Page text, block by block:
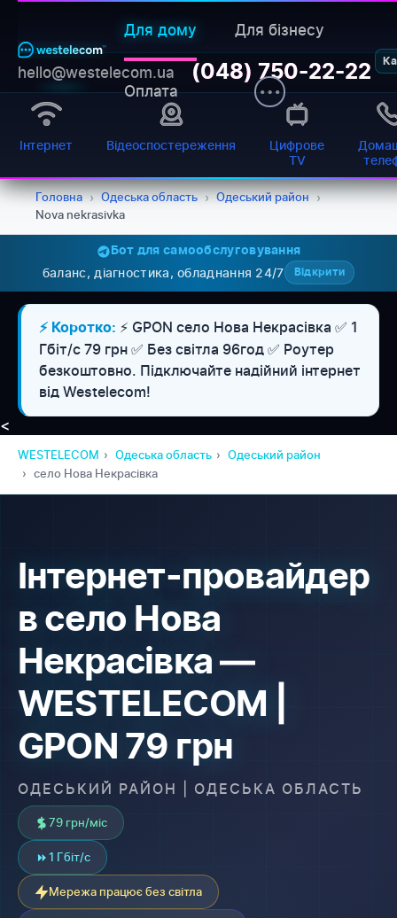
Для дому Для бізнесу
Оплата
hello@westelecom.ua (048) 750-22-22
Інтернет Відеоспостереження
Цифрове
TV
Головна › Одеська область › Одеський район ›
Nova nekrasivka
Бот для самообслуговування
баланс, діагностика, обладнання 24/7 Відкрити
⚡ Коротко: ⚡ GPON село Нова Некрасівка ✅ 1
Гбіт/с 79 грн ✅ Без світла 96год ✅ Роутер
безкоштовно. Підключайте надійний інтернет
від Westelecom!
<
WESTELECOM Одеська область
Одеський район
село Нова Некрасівка
Інтернет-провайдер
в село Нова
Некрасівка —
WESTELECOM |
GPON 79 грн
ОДЕСЬКИЙ РАЙОН | ОДЕСЬКА ОБЛАСТЬ
79 грн/міс
1 Гбіт/с
Мережа працює без світла